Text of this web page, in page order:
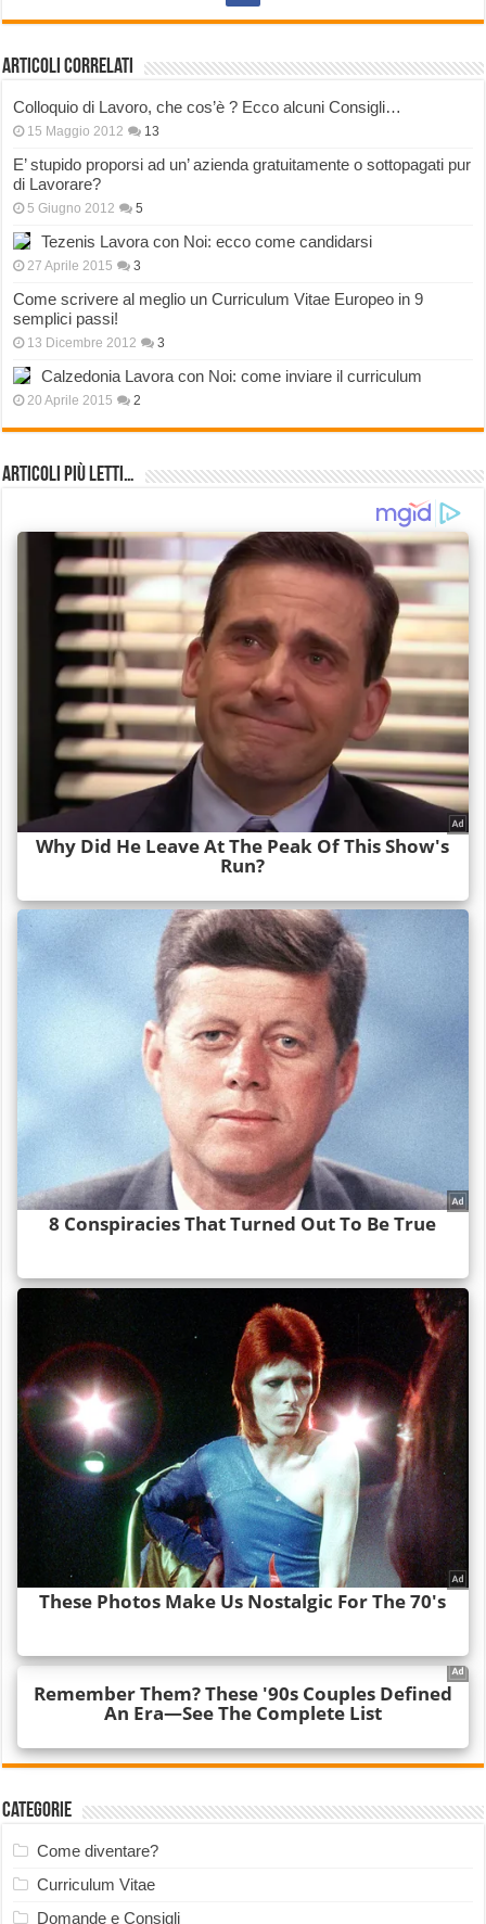
Articoli correlati
Colloquio di Lavoro, che cos’è ? Ecco alcuni Consigli…
15 Maggio 2012 13
E’ stupido proporsi ad un’ azienda gratuitamente o sottopagati pur
di Lavorare?
5 Giugno 2012 5
Tezenis Lavora con Noi: ecco come candidarsi
27 Aprile 2015 3
Come scrivere al meglio un Curriculum Vitae Europeo in 9
semplici passi!
13 Dicembre 2012 3
Calzedonia Lavora con Noi: come inviare il curriculum
20 Aprile 2015 2
Articoli più Letti…
Categorie
Come diventare?
Curriculum Vitae
Domande e Consigli